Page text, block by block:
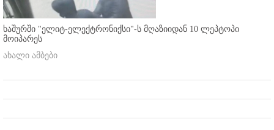
ხაშურში "ელიტ-ელექტრონიქსი"-ს მღაზიიდან 10 ლეპტოპი
მოიპარეს
ახალი ამბები